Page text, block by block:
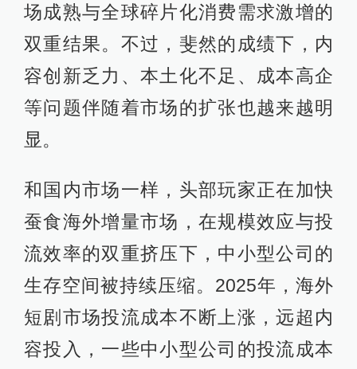
场成熟与全球碎片化消费需求激增的
双重结果。不过，斐然的成绩下，内
容创新乏力、本土化不足、成本高企
等问题伴随着市场的扩张也越来越明
显。
和国内市场一样，头部玩家正在加快
蚕食海外增量市场，在规模效应与投
流效率的双重挤压下，中小型公司的
生存空间被持续压缩。2025年，海外
短剧市场投流成本不断上涨，远超内
容投入，一些中小型公司的投流成本